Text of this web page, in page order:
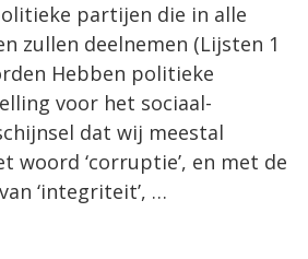
partijen die in alle
zullen deelnemen (Lijsten 1
Hebben politieke
voor het sociaal-
dat wij meestal
woord ‘corruptie’, en met de
‘integriteit’, …